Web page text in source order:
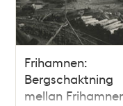
Frihamnen:
Bergschaktning
mellan